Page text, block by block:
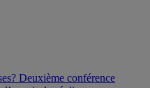
Deuxième conférence